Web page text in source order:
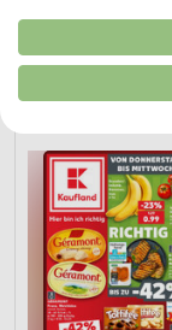
Kombinationen von
Verbesserung der
von Inhalten.
Daten können
USA gesendet werden.
Website/App.
Partnerliste
Wir nutzen Ihre Daten
IAB-
Speichern von
auf einem